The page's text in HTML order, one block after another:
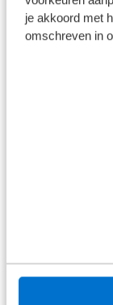
je akkoord met
omschreven in
9,1